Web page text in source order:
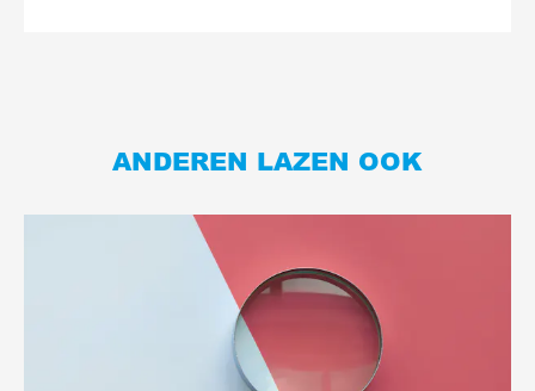
ANDEREN LAZEN OOK